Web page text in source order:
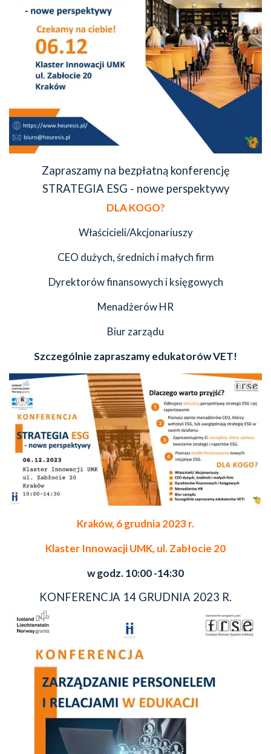
Zapraszamy na bezpłatną konferencję
STRATEGIA ESG - nowe perspektywy
DLA KOGO?
Właścicieli/Akcjonariuszy
CEO dużych, średnich i małych firm
Dyrektorów finansowych i księgowych
Menadżerów HR
Biur zarządu
Szczególnie zapraszamy edukatorów VET!
Kraków, 6 grudnia 2023 r.
Klaster Innowacji UMK, ul. Zabłocie 20
w godz. 10:00 -14:30
KONFERENCJA 14 GRUDNIA 2023 R.